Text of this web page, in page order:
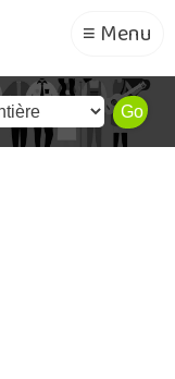
≡ Menu